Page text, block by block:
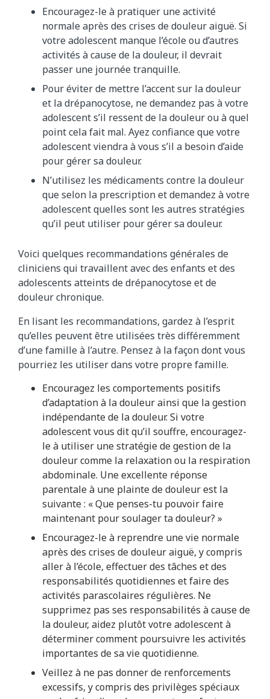
Encouragez-le à pratiquer une activité
normale après des crises de douleur aiguë. Si
votre adolescent manque l’école ou d’autres
activités à cause de la douleur, il devrait
passer une journée tranquille.
Pour éviter de mettre l’accent sur la douleur
et la drépanocytose, ne demandez pas à votre
adolescent s’il ressent de la douleur ou à quel
point cela fait mal. Ayez confiance que votre
adolescent viendra à vous s’il a besoin d’aide
pour gérer sa douleur.
N’utilisez les médicaments contre la douleur
que selon la prescription et demandez à votre
adolescent quelles sont les autres stratégies
qu’il peut utiliser pour gérer sa douleur.
Voici quelques recommandations générales de
cliniciens qui travaillent avec des enfants et des
adolescents atteints de drépanocytose et de
douleur chronique.
En lisant les recommandations, gardez à l’esprit
qu’elles peuvent être utilisées très différemment
d’une famille à l’autre. Pensez à la façon dont vous
pourriez les utiliser dans votre propre famille.
Encouragez les comportements positifs
d’adaptation à la douleur ainsi que la gestion
indépendante de la douleur. Si votre
adolescent vous dit qu’il souffre, encouragez-
le à utiliser une stratégie de gestion de la
douleur comme la relaxation ou la respiration
abdominale. Une excellente réponse
parentale à une plainte de douleur est la
suivante : « Que penses-tu pouvoir faire
maintenant pour soulager ta douleur? »
Encouragez-le à reprendre une vie normale
après des crises de douleur aiguë, y compris
aller à l’école, effectuer des tâches et des
responsabilités quotidiennes et faire des
activités parascolaires régulières. Ne
supprimez pas ses responsabilités à cause de
la douleur, aidez plutôt votre adolescent à
déterminer comment poursuivre les activités
importantes de sa vie quotidienne.
Veillez à ne pas donner de renforcements
excessifs, y compris des privilèges spéciaux